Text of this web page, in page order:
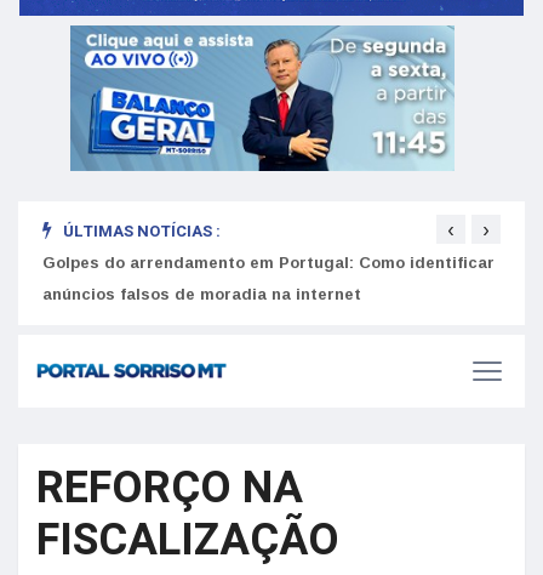
ÚLTIMAS NOTÍCIAS :
Golpes do arrendamento em Portugal: Como identificar
anúncios falsos de moradia na internet
‹ ›
REFORÇO NA
FISCALIZAÇÃO